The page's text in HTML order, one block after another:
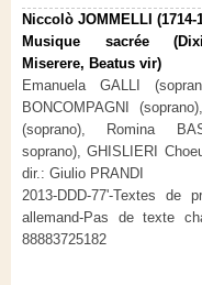
Niccolò JOMMELLI (1714-
Musique sacrée
Miserere, Beatus vir)
Emanuela GALLI
BONCOMPAGNI
(soprano), Romina
soprano), GHISLIERI
dir.: Giulio PRANDI
2013-DDD-77'-Textes de
allemand-Pas de texte
88883725182